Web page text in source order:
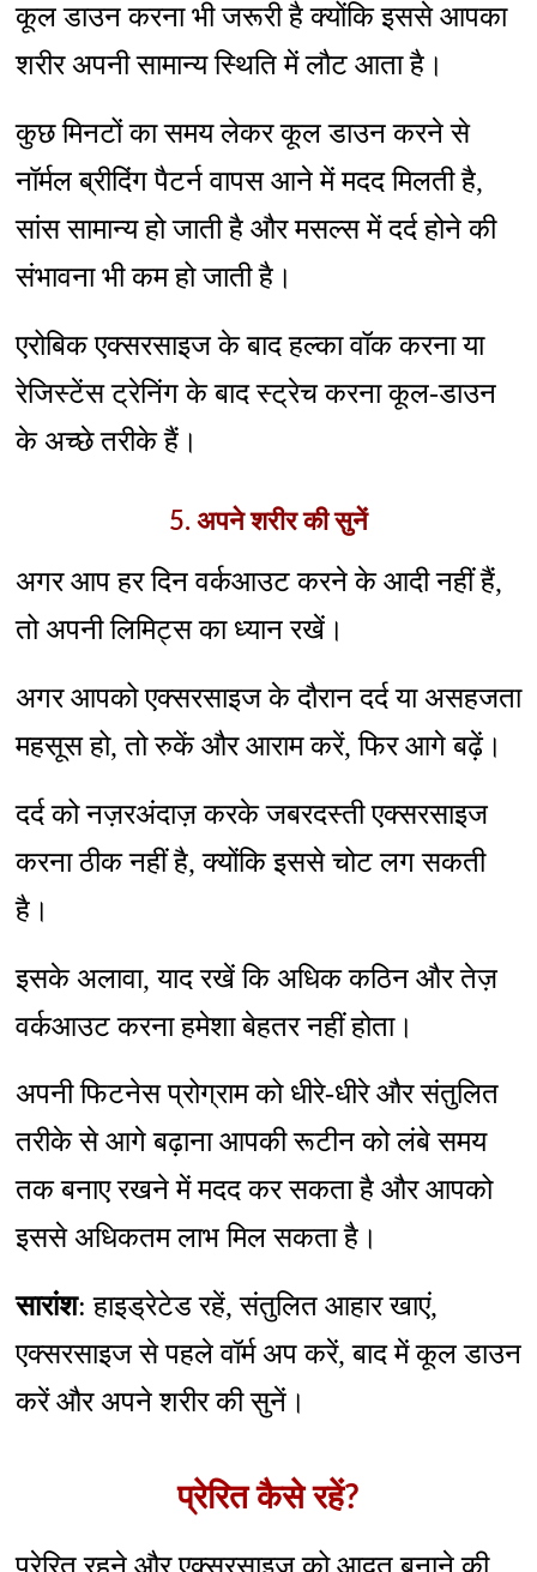
कूल डाउन करना भी जरूरी है क्योंकि इससे आपका
शरीर अपनी सामान्य स्थिति में लौट आता है।
कुछ मिनटों का समय लेकर कूल डाउन करने से
नॉर्मल ब्रीदिंग पैटर्न वापस आने में मदद मिलती है,
सांस सामान्य हो जाती है और मसल्स में दर्द होने की
संभावना भी कम हो जाती है।
एरोबिक एक्सरसाइज के बाद हल्का वॉक करना या
रेजिस्टेंस ट्रेनिंग के बाद स्ट्रेच करना कूल-डाउन
के अच्छे तरीके हैं।
5. अपने शरीर की सुनें
अगर आप हर दिन वर्कआउट करने के आदी नहीं हैं,
तो अपनी लिमिट्स का ध्यान रखें।
अगर आपको एक्सरसाइज के दौरान दर्द या असहजता
महसूस हो, तो रुकें और आराम करें, फिर आगे बढ़ें।
दर्द को नज़रअंदाज़ करके जबरदस्ती एक्सरसाइज
करना ठीक नहीं है, क्योंकि इससे चोट लग सकती
है।
इसके अलावा, याद रखें कि अधिक कठिन और तेज़
वर्कआउट करना हमेशा बेहतर नहीं होता।
अपनी फिटनेस प्रोग्राम को धीरे-धीरे और संतुलित
तरीके से आगे बढ़ाना आपकी रूटीन को लंबे समय
तक बनाए रखने में मदद कर सकता है और आपको
इससे अधिकतम लाभ मिल सकता है।
सारांश: हाइड्रेटेड रहें, संतुलित आहार खाएं,
एक्सरसाइज से पहले वॉर्म अप करें, बाद में कूल डाउन
करें और अपने शरीर की सुनें।
प्रेरित कैसे रहें?
प्रेरित रहने और एक्सरसाइज को आदत बनाने की